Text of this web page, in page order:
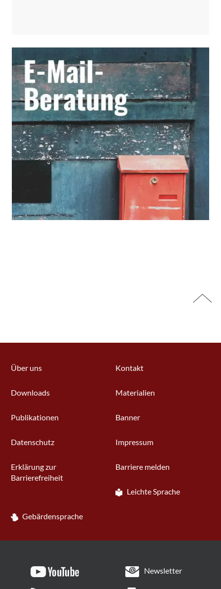
Über uns Kontakt
Downloads Materialien
Publikationen Banner
Datenschutz Impressum
Erklärung zur
Barrierefreiheit
Barriere melden
Leichte Sprache
Gebärdensprache
Newsletter